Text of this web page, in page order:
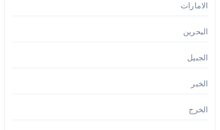
الامارات
البحرين
الجبيل
الخبر
الخرج